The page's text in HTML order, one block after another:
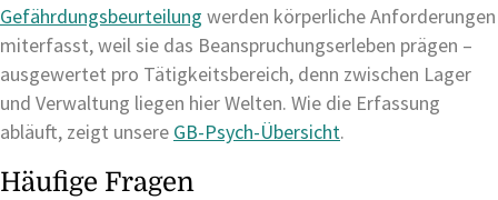
Gefährdungsbeurteilung werden körperliche Anforderungen
miterfasst, weil sie das Beanspruchungserleben prägen –
ausgewertet pro Tätigkeitsbereich, denn zwischen Lager
und Verwaltung liegen hier Welten. Wie die Erfassung
abläuft, zeigt unsere GB-Psych-Übersicht.
Häufige Fragen